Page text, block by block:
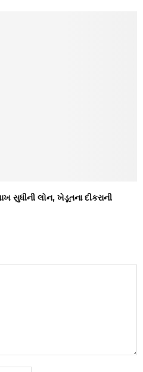
લોન, ખેડૂતના દીકરાની